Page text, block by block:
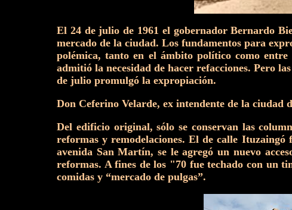
El 24 de julio de 1961 el gobernador Bernardo
mercado de la ciudad. Los fundamentos para
polémica, tanto en el ámbito político como
admitió la necesidad de hacer refacciones. Pero
de julio promulgó la expropiación.
Don Ceferino Velarde, ex intendente de la
Del edificio original, sólo se conservan las
reformas y remodelaciones. El de calle
avenida San Martín, se le agregó un nuevo
reformas. A fines de los "70 fue techado con un
comidas y “mercado de pulgas”.